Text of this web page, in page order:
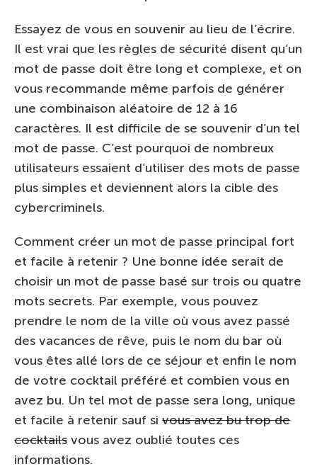
Essayez de vous en souvenir au lieu de l’écrire.
Il est vrai que les règles de sécurité disent qu’un
mot de passe doit être long et complexe, et on
vous recommande même parfois de générer
une combinaison aléatoire de 12 à 16
caractères. Il est difficile de se souvenir d’un tel
mot de passe. C’est pourquoi de nombreux
utilisateurs essaient d’utiliser des mots de passe
plus simples et deviennent alors la cible des
cybercriminels.
Comment créer un mot de passe principal fort
et facile à retenir ? Une bonne idée serait de
choisir un mot de passe basé sur trois ou quatre
mots secrets. Par exemple, vous pouvez
prendre le nom de la ville où vous avez passé
des vacances de rêve, puis le nom du bar où
vous êtes allé lors de ce séjour et enfin le nom
de votre cocktail préféré et combien vous en
avez bu. Un tel mot de passe sera long, unique
et facile à retenir sauf si vous avez bu trop de
cocktails vous avez oublié toutes ces
informations.